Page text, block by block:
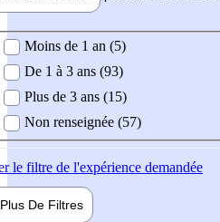
demandée
Moins de 1 an (5)
De 1 à 3 ans (93)
Plus de 3 ans (15)
Non renseignée (57)
le filtre de l'expérience demandée
Plus De Filtres